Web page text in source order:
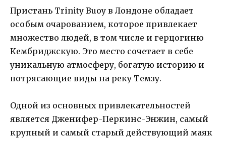
Пристань Trinity Buoy в Лондоне обладает
особым очарованием, которое привлекает
множество людей, в том числе и герцогиню
Кембриджскую. Это место сочетает в себе
уникальную атмосферу, богатую историю и
потрясающие виды на реку Темзу.
Одной из основных привлекательностей
является Дженифер-Перкинс-Энжин, самый
крупный и самый старый действующий маяк